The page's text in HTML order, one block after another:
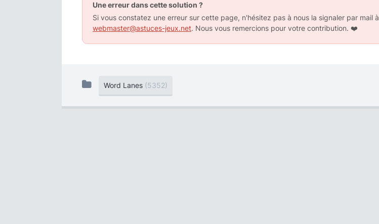
Une erreur dans cette solution ?
Si vous constatez une erreur sur cette page, n'hésitez pas à nous la signaler par mail à
webmaster@astuces-jeux.net. Nous vous remercions pour votre contribution. ❤️
Word Lanes (5352)